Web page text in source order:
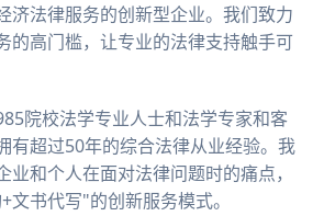
济法律服务的创新型企业。我们致力
的高门槛，让专业的法律支持触手可
院校法学专业人士和法学专家和客
有超过50年的综合法律从业经验。我
业和个人在面对法律问题时的痛点，
文书代写"的创新服务模式。